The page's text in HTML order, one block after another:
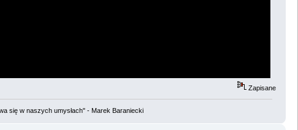
Zapisane
się w naszych umysłach" - Marek Baraniecki